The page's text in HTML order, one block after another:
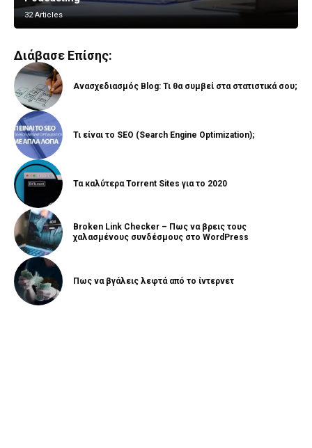
32 Articles
8 Articles
Διάβασε Επίσης:
Ανασχεδιασμός Blog: Τι θα συμβεί στα στατιστικά σου;
Τι είναι το SEO (Search Engine Optimization);
Τα καλύτερα Torrent Sites για το 2020
Broken Link Checker – Πως να βρεις τους
χαλασμένους συνδέσμους στο WordPress
Πως να βγάλεις λεφτά από το ίντερνετ